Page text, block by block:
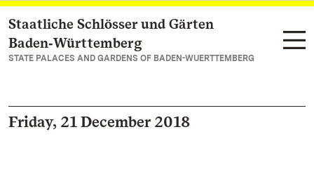
Navigate to main page
Staatliche Schlösser und Gärten
Baden‑Württemberg
STATE PALACES AND GARDENS OF BADEN-WUERTTEMBERG
Friday, 21 December 2018